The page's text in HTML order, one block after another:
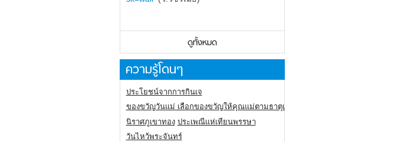
ดูทั้งหมด
ความรู้โดนๆ
ประโยชน์จากการกินเจ
ของขวัญวันแม่ เลือกของขวัญให้คุณแม่ตามธาตุเกิด
นิราศภูเขาทอง ประเพณีแห่เทียนพรรษา
วันไหว้พระจันทร์